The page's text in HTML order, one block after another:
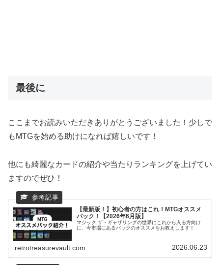
最後に
ここまでお読みいただきありがとうございました！少しで
もMTGを始める助けになれば嬉しいです！
他にも綺麗なカードの紹介や当たりランキングを上げてい
ますのでぜひ！
【最新版！】初心者の方はこれ！MTGオススメ
パック！【2026年6月版】
マジック:ザ・ギャザリングの世界にこれから入る方向け
に、今市場にあるパックのオススメをお教えします！
retrotreasurevault.com 2026.06.23